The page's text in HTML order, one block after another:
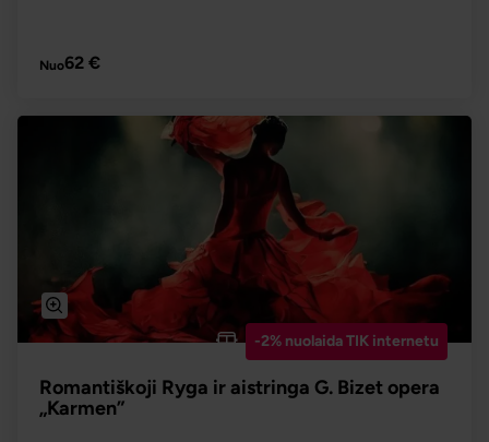
Nuo62 €
-2% nuolaida TIK internetu
Romantiškoji Ryga ir aistringa G. Bizet opera
„Karmen”